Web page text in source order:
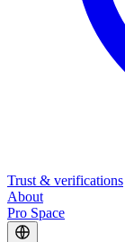
Trust & verifications
About
Pro Space